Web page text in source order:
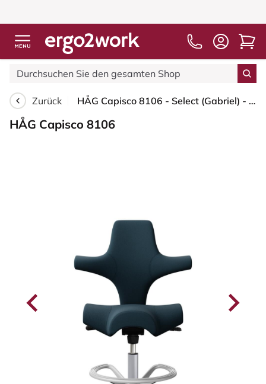
Zurück HÅG Capisco 8106 - Select (Gabriel) - Wolle / Polyamid - SC66194 - Blue - Silber - 265 mm (Sitzhöhe 53-79cm) - Weiche Rollen für harte Böden
HÅG Capisco 8106